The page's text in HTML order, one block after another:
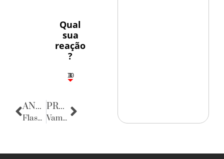
Qual
sua
reação
?
3
1
1
3
10
ANTERIOR
Flashes
PRÓXIMA
Vamos votar em Pernambuco